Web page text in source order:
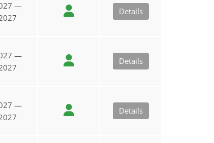
—
Details
—
Details
—
Details